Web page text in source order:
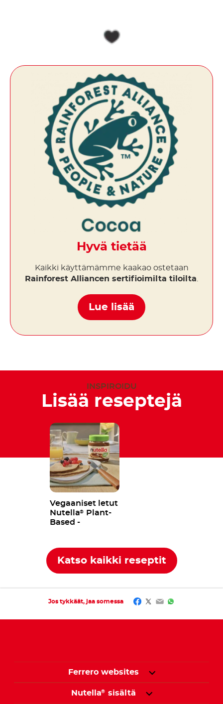
Hyvä tietää
Kaikki käyttämämme kaakao ostetaan
Rainforest Alliancen sertifioimilta tiloilta.
Lue lisää
INSPIROIDU
Lisää reseptejä
Vegaaniset letut
Nutella®
Plant-
Based -
Katso kaikki reseptit
Jos tykkäät, jaa somessa Facebook
Twitter
EmailWhatsApp
Ferrero websites
Nutella® sisältä